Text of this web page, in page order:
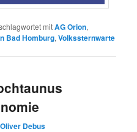
mitAG Orion,
Bad Homburg,Volkssternwarte
Oliver Debus